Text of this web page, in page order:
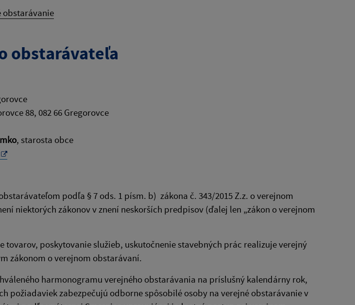
obstarávanie
obstarávateľa
88, 082 66 Gregorovce
, starosta obce
podľa § 7 ods. 1 písm. b) zákona č. 343/2015 Z.z. o verejnom
niektorých zákonov v znení neskorších predpisov (ďalej len „zákon o verejnom
tovarov, poskytovanie služieb, uskutočnenie stavebných prác realizuje verejný
zákonom o verejnom obstarávaní.
harmonogramu verejného obstarávania na príslušný kalendárny rok,
požiadaviek zabezpečujú odborne spôsobilé osoby na verejné obstarávanie v